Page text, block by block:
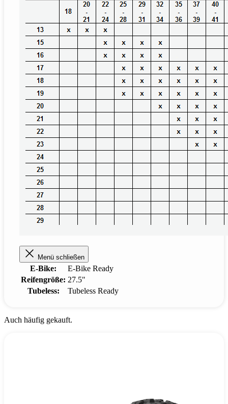
Menü schließen
E-Bike:
E-Bike Ready
Reifengröße: 27.5"
Tubeless:
Tubeless Ready
Auch häufig gekauft.